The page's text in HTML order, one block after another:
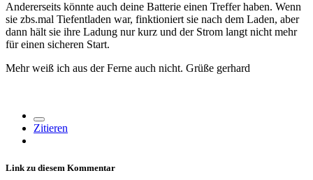
Andererseits könnte auch deine Batterie einen Treffer haben. Wenn
sie zbs.mal Tiefentladen war, finktioniert sie nach dem Laden, aber
dann hält sie ihre Ladung nur kurz und der Strom langt nicht mehr
für einen sicheren Start.
Mehr weiß ich aus der Ferne auch nicht. Grüße gerhard
Zitieren
Link zu diesem Kommentar